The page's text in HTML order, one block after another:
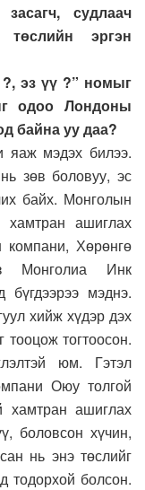
судлаач
эргэн
эз үү ?” номыг
одоо Лондоны
байна уу даа?
яаж мэдэх билээ.
зөв боловуу, эс
байх. Монголын
ашиглах
компани, Хөрөнгө
Монголиа Инк
бүгдээрээ мэднэ.
хийж хүдэр дэх
тогтоосон.
юм. Гэтэл
Оюу толгой
хамтран ашиглах
боловсон хүчин,
нь энэ төслийг
тодорхой болсон.